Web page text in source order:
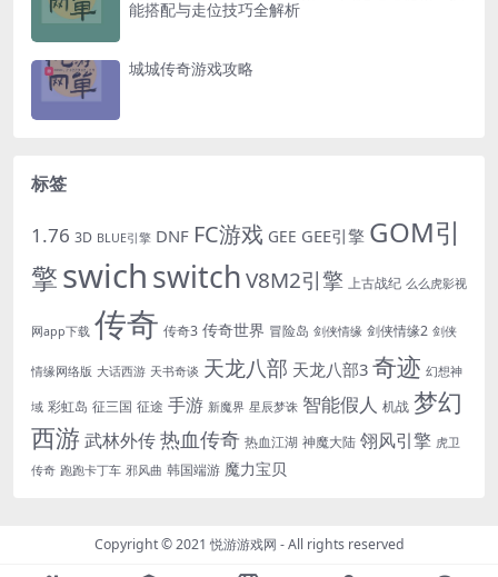
能搭配与走位技巧全解析
城城传奇游戏攻略
标签
1.76 3D BLUE引擎 DNF FC游戏 GEE GEE引擎 GOM引
擎swichswitchV8M2引擎 上古战纪 么么虎影视
网app下载 传奇 传奇3 传奇世界 冒险岛 剑侠情缘 剑侠情缘2 剑侠
情缘网络版 大话西游 天书奇谈 天龙八部 天龙八部3 奇迹 幻想神
域 彩虹岛 征三国 征途 手游 新魔界 星辰梦诛 智能假人 机战 梦幻
西游 武林外传热血传奇 热血江湖 神魔大陆 翎风引擎 虎卫
传奇 跑跑卡丁车 邪风曲 韩国端游 魔力宝贝
Copyright © 2021悦游游戏网 - All rights reserved